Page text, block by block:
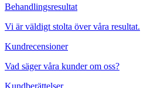
Behandlingsresultat
Vi är väldigt stolta över våra resultat.
Kundrecensioner
Vad säger våra kunder om oss?